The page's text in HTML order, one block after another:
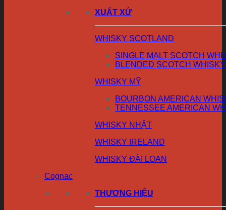
XUẤT XỨ
WHISKY SCOTLAND
SINGLE MALT SCOTCH
BLENDED SCOTCH WHISKY
WHISKY MỸ
BOURBON AMERICAN
TENNESSEE AMERICAN
WHISKY NHẬT
WHISKY IRELAND
WHISKY ĐÀI LOAN
Cognac
THƯƠNG HIỆU